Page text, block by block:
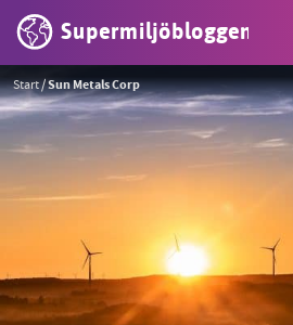
Supermiljöbloggen
OMRÅDEN
Sparade inlägg
Start/Sun Metals Corp